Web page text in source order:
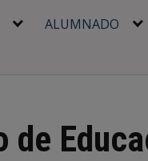
ALUMNADO